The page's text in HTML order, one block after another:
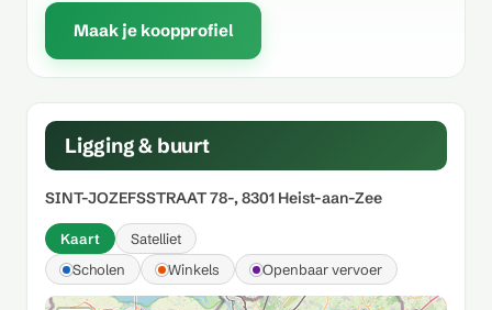
Maak je koopprofiel
Ligging & buurt
SINT-JOZEFSSTRAAT 78-, 8301 Heist-aan-Zee
Kaart
Satelliet
Scholen
Winkels Openbaar vervoer